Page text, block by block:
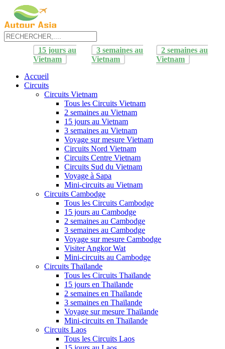
15 jours au
Vietnam
3 semaines au
Vietnam
2 semaines au
Vietnam
Accueil
Circuits
Circuits Vietnam
Tous les Circuits Vietnam
2 semaines au Vietnam
15 jours au Vietnam
3 semaines au Vietnam
Voyage sur mesure Vietnam
Circuits Nord Vietnam
Circuits Centre Vietnam
Circuits Sud du Vietnam
Voyage à Sapa
Mini-circuits au Vietnam
Circuits Cambodge
Tous les Circuits Cambodge
15 jours au Cambodge
2 semaines au Cambodge
3 semaines au Cambodge
Voyage sur mesure Cambodge
Visiter Angkor Wat
Mini-circuits au Cambodge
Circuits Thaïlande
Tous les Circuits Thaïlande
15 jours en Thaïlande
2 semaines en Thaïlande
3 semaines en Thaïlande
Voyage sur mesure Thaïlande
Mini-circuits en Thaïlande
Circuits Laos
Tous les Circuits Laos